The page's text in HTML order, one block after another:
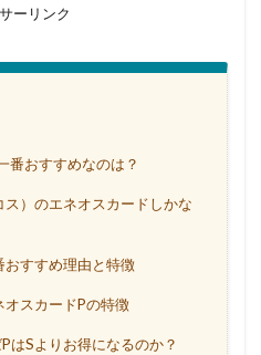
ーリンク
番おすすめなのは？
）のエネオスカードしかな
おすすめ理由と特徴
スカードPの特徴
はSよりお得になるのか？